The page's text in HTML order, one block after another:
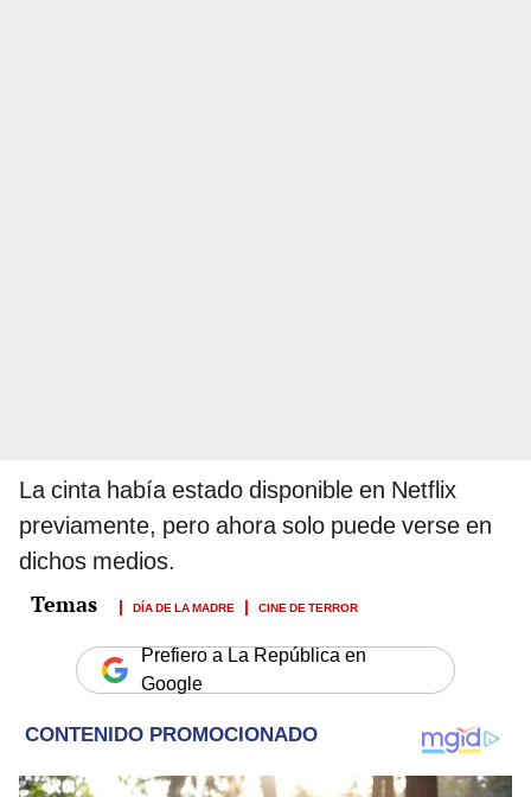
La cinta había estado disponible en Netflix
previamente, pero ahora solo puede verse en
dichos medios.
DÍA DE LA MADRE CINE DE TERROR
Prefiero a La República en
Google